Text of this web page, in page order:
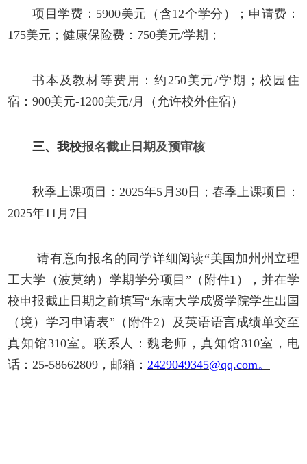
项目学费： 5900美元（含12个学分）； 申请费：
175美元； 健康保险费： 750美元/学期；
书本及教材等费用：约 250美元/学期； 校园住
宿： 900美元-1200美元/月（允许校外住宿）
三、我校报名截止日期及预审核
秋季上课项目： 2025年5月30日； 春季上课项目：
2025年11月7日
请有意向报名的同学详细阅读“美国加州州立理
工大学（波莫纳）学期学分项目”（附件1），并在学
校申报截止日期之前填写“东南大学成贤学院学生出国
（境）学习申请表”（附件2）及英语语言成绩单交至
真知馆310室。联系人：魏老师，真知馆310室，电
话：25-58662809，邮箱： 2429049345@qq.com。